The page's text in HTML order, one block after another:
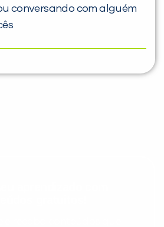
conversando com alguém